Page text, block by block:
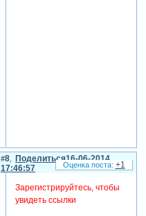
Поделиться
8
16-06-2014
17:46:57
Зарегистрируйтесь, чтобы
увидеть ссылки
+1